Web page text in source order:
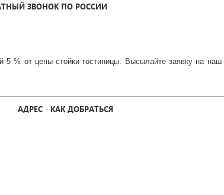
ЗВОНОК ПО РОССИИ
5 % от цены стойки гостиницы. Высылайте заявку на
АДРЕС - КАК ДОБРАТЬСЯ